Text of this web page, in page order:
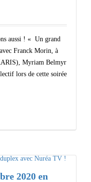
aussi ! « Un grand
Franck Morin, à
Myriam Belmyr
lors de cette soirée
2020 en